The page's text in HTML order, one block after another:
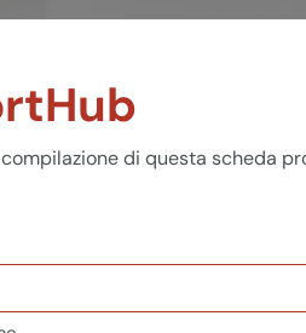
di questa scheda